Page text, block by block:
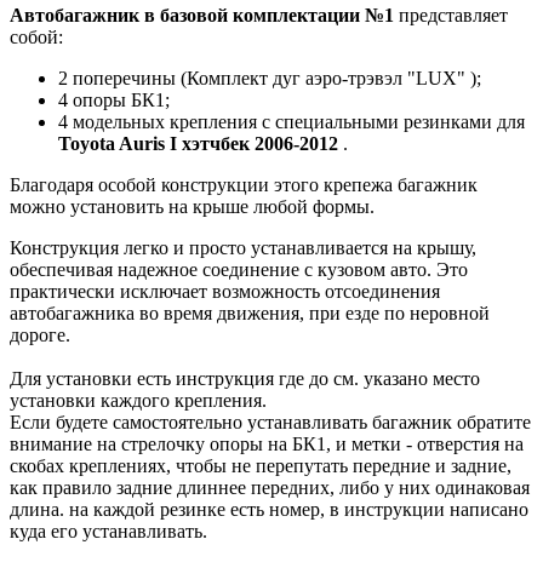
Автобагажник в базовой комплектации №1 представляет
собой:
2 поперечины (Комплект дуг аэро-трэвэл "LUX" );
4 опоры БК1;
4 модельных крепления с специальными резинками для
Toyota Auris I хэтчбек 2006-2012 .
Благодаря особой конструкции этого крепежа багажник
можно установить на крыше любой формы.
Конструкция легко и просто устанавливается на крышу,
обеспечивая надежное соединение с кузовом авто. Это
практически исключает возможность отсоединения
автобагажника во время движения, при езде по неровной
дороге.
Для установки есть инструкция где до см. указано место
установки каждого крепления.
Если будете самостоятельно устанавливать багажник обратите
внимание на стрелочку опоры на БК1, и метки - отверстия на
скобах креплениях, чтобы не перепутать передние и задние,
как правило задние длиннее передних, либо у них одинаковая
длина. на каждой резинке есть номер, в инструкции написано
куда его устанавливать.